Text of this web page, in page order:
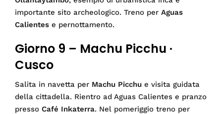
importante sito archeologico. Treno per Aguas
Calientes e pernottamento.
Giorno 9 – Machu Picchu ·
Cusco
Salita in navetta per Machu Picchu e visita guidata
della cittadella. Rientro ad Aguas Calientes e pranzo
presso Café Inkaterra. Nel pomeriggio treno per